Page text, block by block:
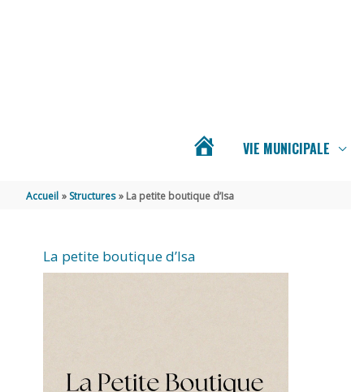
BERNAY-
MARTIN
VIE MUNICIPALE
Accueil Structures La petite boutique d’Isa
La petite boutique d’Isa